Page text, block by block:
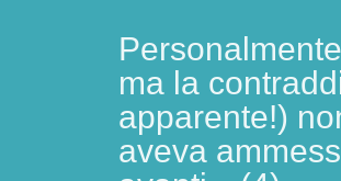
ma la
apparente!)
aveva